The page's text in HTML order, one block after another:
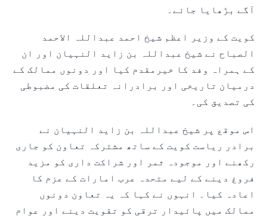
آگے بڑھایا جائے۔
کویت کے وزیر اعظم شیخ احمد عبداللہ الاحمد
الصباح نے شیخ عبداللہ بن زاید النہیان اور ان
کے ہمراہ وفد کا خیرمقدم کیا اور دونوں ممالک کے
درمیان تاریخی اور برادرانہ تعلقات کی مضبوطی
کی تصدیق کی۔
اس موقع پر شیخ عبداللہ بن زاید النہیان نے
برادر ریاست کویت کے ساتھ مشترکہ تعاون کو جاری
رکھنے اور موجودہ ثمر اور شراکت داری کو مزید
فروغ دینے کے لیے متحدہ عرب امارات کے عزم کا
اعادہ کیا۔ انہوں نے کہا کہ یہ تعاون دونوں
ممالک میں پائیدار ترقی کو تقویت دینے اور عوام